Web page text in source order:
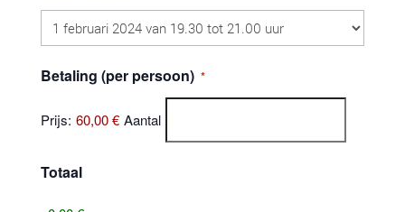
Betaling (per persoon) Aantal
*
Prijs: 60,00 € Aantal
Totaal